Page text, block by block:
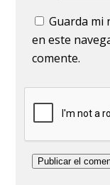
Guarda mi
en este
comente.